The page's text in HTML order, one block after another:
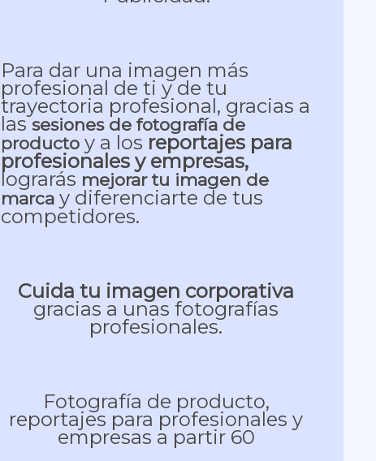
Para dar una imagen más
profesional de ti y de tu
trayectoria profesional, gracias a
lassesiones de fotografía de
producto y a los reportajes para
profesionales y empresas,
lograrás mejorar tu imagen de
marca y diferenciarte de tus
competidores.
Cuida tu imagen corporativa
gracias a unas fotografías
profesionales.
Fotografía de producto,
reportajes para profesionales y
empresas a partir 60